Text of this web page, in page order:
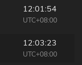
12:01:54
UTC+08:00
12:03:23
UTC+08:00